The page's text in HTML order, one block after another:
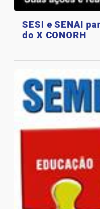
SESI e SENAI
do X CONORH